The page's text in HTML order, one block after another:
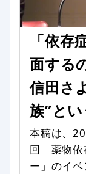
「依
面する
信田さ
族”とい
本稿は、
回「薬物
ー」のイベ